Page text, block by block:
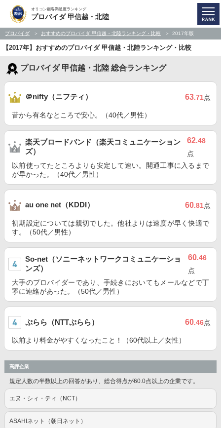
オリコン顧客満足度ランキング
プロバイダ 甲信越・北陸
プロバイダ おすすめのプロバイダ 甲信越・北陸ランキング・比較 2017年版
【2017年】おすすめのプロバイダ 甲信越・北陸ランキング・比較
プロバイダ 甲信越・北陸 総合ランキング
＠nifty（ニフティ） 63.71点
昔から有名なところで安心。（40代／男性）
楽天ブロードバンド（楽天コミュニケーション
ズ）
62.48
点
以前使ってたところよりも安定して速い。開通工事に入るまで
が早かった。（40代／男性）
au one net（KDDI） 60.81点
初期設定については親切でした。他社よりは速度が早く快適で
す。（50代／男性）
So-net（ソニーネットワークコミュニケーショ
ンズ）
60.46
点
大手のプロバイダーであり、手続きにおいてもメールなどで丁
寧に連絡があった。（50代／男性）
ぷらら（NTTぷらら） 60.46点
以前より料金がやすくなったこと！（60代以上／女性）
高評企業
規定人数の半数以上の回答があり、総合得点が60.0点以上の企業です。
エヌ・シィ・ティ（NCT）
ASAHIネット（朝日ネット）